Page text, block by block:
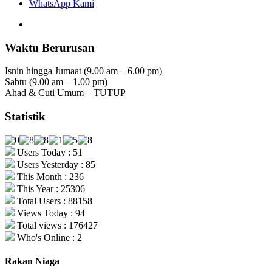
WhatsApp Kami
Waktu Berurusan
Isnin hingga Jumaat (9.00 am – 6.00 pm)
Sabtu (9.00 am – 1.00 pm)
Ahad & Cuti Umum – TUTUP
Statistik
Users Today : 51
Users Yesterday : 85
This Month : 236
This Year : 25306
Total Users : 88158
Views Today : 94
Total views : 176427
Who's Online : 2
Rakan Niaga